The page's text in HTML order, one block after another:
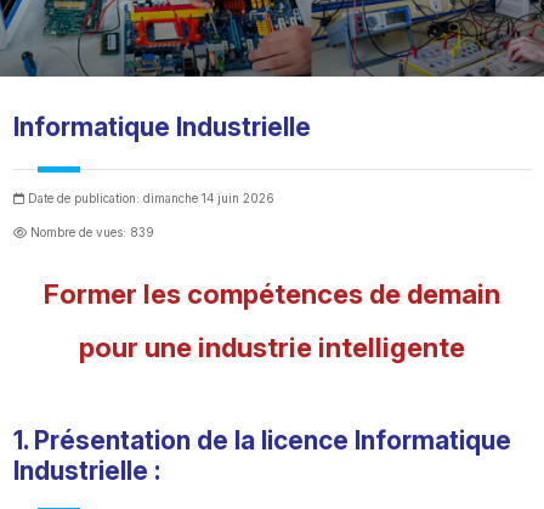
Informatique Industrielle
Date de publication: dimanche 14 juin 2026
Nombre de vues: 839
Former les compétences de demain
pour une industrie intelligente
1. Présentation de la licence Informatique
Industrielle :